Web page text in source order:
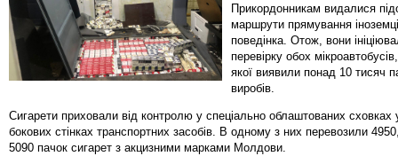
Прикордонникам видалися
маршрути прямування
поведінка. Отож, вони
перевірку обох
якої виявили понад 10 тисяч
виробів.
Сигарети приховали від контролю у спеціально облаштованих сховках
бокових стінках транспортних засобів. В одному з них перевозили
5090 пачок сигарет з акцизними марками Молдови.